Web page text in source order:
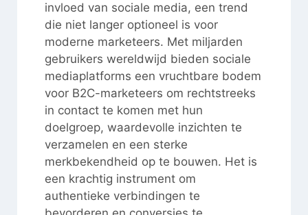
invloed van sociale media, een trend
die niet langer optioneel is voor
moderne marketeers. Met miljarden
gebruikers wereldwijd bieden sociale
mediaplatforms een vruchtbare bodem
voor B2C-marketeers om rechtstreeks
in contact te komen met hun
doelgroep, waardevolle inzichten te
verzamelen en een sterke
merkbekendheid op te bouwen. Het is
een krachtig instrument om
authentieke verbindingen te